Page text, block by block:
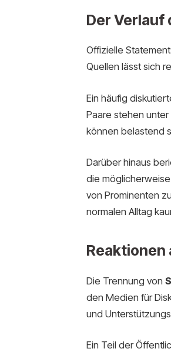
Der Verlauf
Offizielle
Quellen lässt sich
Ein häufig
Paare stehen
können belastend
Darüber hinaus
die
von Prominenten
normalen Alltag
Die Trennung von
den Medien für
und
Ein Teil der